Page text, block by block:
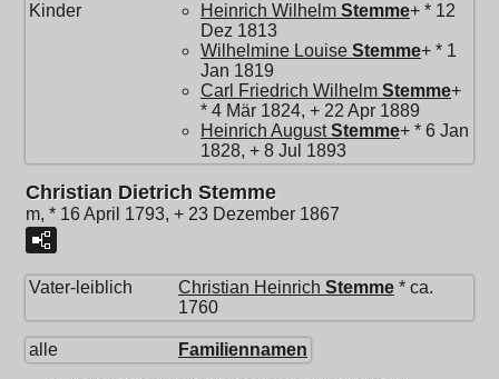
Kinder
Heinrich Wilhelm Stemme+ * 12
Dez 1813
Wilhelmine Louise Stemme+ * 1
Jan 1819
Carl Friedrich Wilhelm Stemme+
* 4 Mär 1824, + 22 Apr 1889
Heinrich August Stemme+ * 6 Jan
1828, + 8 Jul 1893
Christian Dietrich Stemme
m, * 16 April 1793, + 23 Dezember 1867
Vater-leiblich Christian Heinrich Stemme * ca.
1760
alle Familiennamen